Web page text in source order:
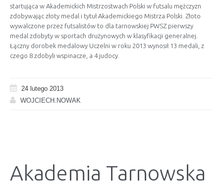
startująca w Akademickich Mistrzostwach Polski w futsalu mężczyzn
zdobywając złoty medal i tytuł Akademickiego Mistrza Polski. Złoto
wywalczone przez futsalistów to dla tarnowskiej PWSZ pierwszy
medal zdobyty w sportach drużynowych w klasyfikacji generalnej.
Łączny dorobek medalowy Uczelni w roku 2013 wynosił 13 medali, z
czego 8 zdobyli wspinacze, a 4 judocy.
24 lutego 2013
WOJCIECH.NOWAK
Akademia Tarnowska